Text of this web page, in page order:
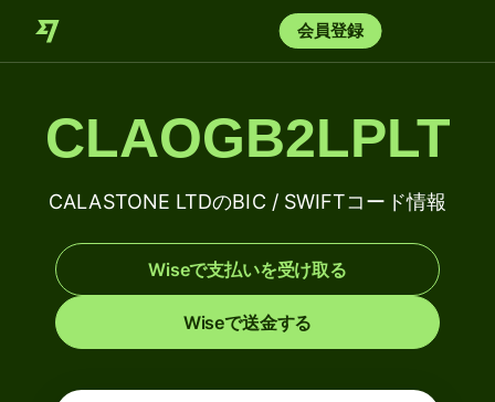
会員登録
CLAOGB2LPLT
CALASTONE LTDのBIC / SWIFTコード情報
Wiseで支払いを受け取る
Wiseで送金する